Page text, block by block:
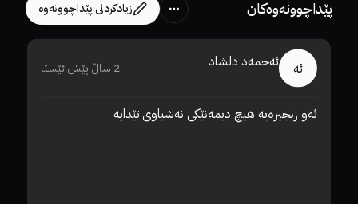
پێداچوونەوەکان زیادکردنی پێداچوونەوە
ئە ئەحمەد دلشاد 2 ساڵ پێش ئێستا
ئەو زنجیرەیە هیچ دیمەنێکی نەشیاوی تێدایە